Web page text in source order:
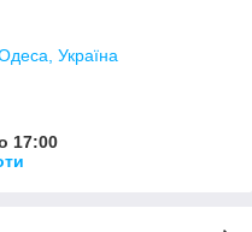
Україна
17:00